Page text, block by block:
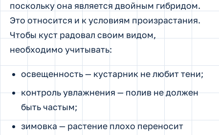
поскольку она является двойным гибридом.
Это относится и к условиям произрастания.
Чтобы куст радовал своим видом,
необходимо учитывать:
освещенность — кустарник не любит тени;
контроль увлажнения — полив не должен
быть частым;
зимовка — растение плохо переносит